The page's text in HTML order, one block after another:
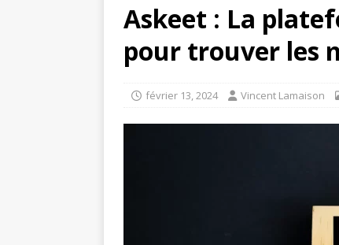
Askeet : La
pour trouver les
février 13, 2024 Vincent Lamaison